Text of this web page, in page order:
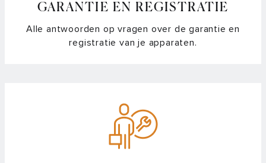
GARANTIE EN REGISTRATIE
Alle antwoorden op vragen over de garantie en
registratie van je apparaten.